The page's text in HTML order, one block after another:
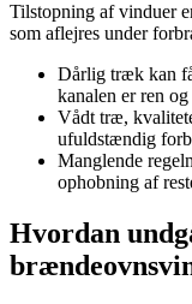
Tilstopning af vinduer
som aflejres under
Dårlig træk kan
kanalen er ren
Vådt træ,
ufuldstændig
Manglende
ophobning af
Hvordan